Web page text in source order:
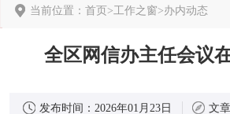
当前位置： 首页>工作之窗>办内动态
全区网信办主任会议
发布时间： 2026年01月23日 文